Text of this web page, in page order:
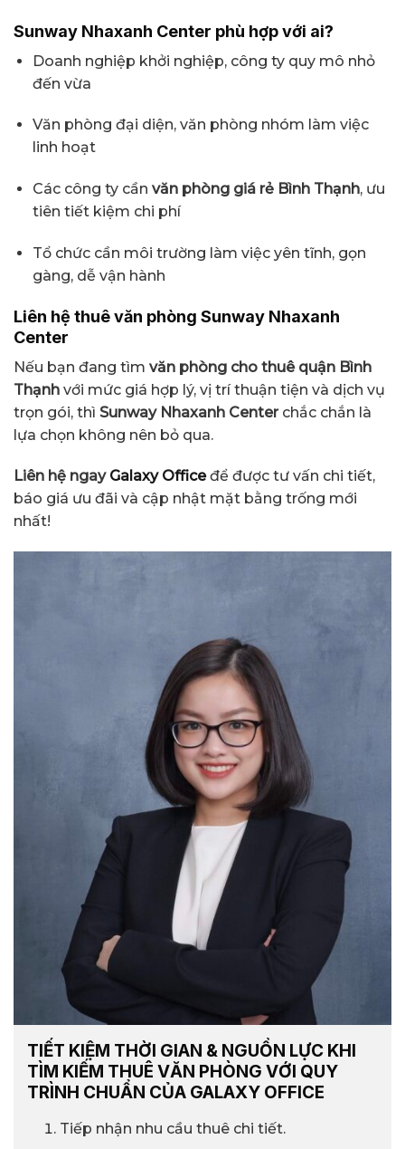
Sunway Nhaxanh Center phù hợp với ai?
Doanh nghiệp khởi nghiệp, công ty quy mô nhỏ
đến vừa
Văn phòng đại diện, văn phòng nhóm làm việc
linh hoạt
Các công ty cần văn phòng giá rẻ Bình Thạnh, ưu
tiên tiết kiệm chi phí
Tổ chức cần môi trường làm việc yên tĩnh, gọn
gàng, dễ vận hành
Liên hệ thuê văn phòng Sunway Nhaxanh
Center
Nếu bạn đang tìm văn phòng cho thuê quận Bình
Thạnh với mức giá hợp lý, vị trí thuận tiện và dịch vụ
trọn gói, thì Sunway Nhaxanh Centerchắc chắn là
lựa chọn không nên bỏ qua.
Liên hệ ngay Galaxy Officeđể được tư vấn chi tiết,
báo giá ưu đãi và cập nhật mặt bằng trống mới
nhất!
TIẾT KIỆM THỜI GIAN & NGUỒN LỰC KHI
TÌM KIẾM THUÊ VĂN PHÒNG VỚI QUY
TRÌNH CHUẨN CỦA GALAXY OFFICE
Tiếp nhận nhu cầu thuê chi tiết.